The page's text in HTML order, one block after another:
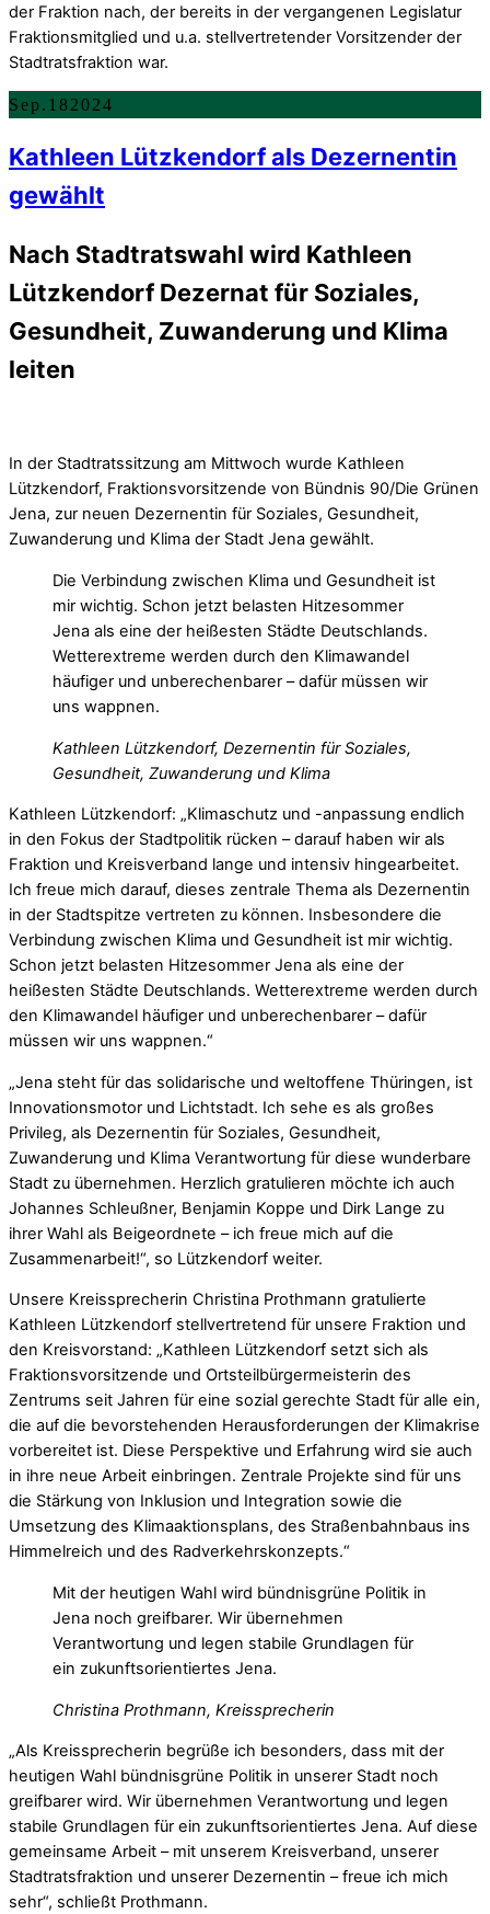
der Fraktion nach, der bereits in der vergangenen Legislatur
Fraktionsmitglied und u.a. stellvertretender Vorsitzender der
Stadtratsfraktion war.
Sep. 182024
Kathleen Lützkendorf als Dezernentin
gewählt
Nach Stadtratswahl wird Kathleen
Lützkendorf Dezernat für Soziales,
Gesundheit, Zuwanderung und Klima
leiten
In der Stadtratssitzung am Mittwoch wurde Kathleen
Lützkendorf, Fraktionsvorsitzende von Bündnis 90/Die Grünen
Jena, zur neuen Dezernentin für Soziales, Gesundheit,
Zuwanderung und Klima der Stadt Jena gewählt.
Die Verbindung zwischen Klima und Gesundheit ist
mir wichtig. Schon jetzt belasten Hitzesommer
Jena als eine der heißesten Städte Deutschlands.
Wetterextreme werden durch den Klimawandel
häufiger und unberechenbarer – dafür müssen wir
uns wappnen.
Kathleen Lützkendorf, Dezernentin für Soziales,
Gesundheit, Zuwanderung und Klima
Kathleen Lützkendorf: „Klimaschutz und -anpassung endlich
in den Fokus der Stadtpolitik rücken – darauf haben wir als
Fraktion und Kreisverband lange und intensiv hingearbeitet.
Ich freue mich darauf, dieses zentrale Thema als Dezernentin
in der Stadtspitze vertreten zu können. Insbesondere die
Verbindung zwischen Klima und Gesundheit ist mir wichtig.
Schon jetzt belasten Hitzesommer Jena als eine der
heißesten Städte Deutschlands. Wetterextreme werden durch
den Klimawandel häufiger und unberechenbarer – dafür
müssen wir uns wappnen.“
„Jena steht für das solidarische und weltoffene Thüringen, ist
Innovationsmotor und Lichtstadt. Ich sehe es als großes
Privileg, als Dezernentin für Soziales, Gesundheit,
Zuwanderung und Klima Verantwortung für diese wunderbare
Stadt zu übernehmen. Herzlich gratulieren möchte ich auch
Johannes Schleußner, Benjamin Koppe und Dirk Lange zu
ihrer Wahl als Beigeordnete – ich freue mich auf die
Zusammenarbeit!“, so Lützkendorf weiter.
Unsere Kreissprecherin Christina Prothmann gratulierte
Kathleen Lützkendorf stellvertretend für unsere Fraktion und
den Kreisvorstand: „Kathleen Lützkendorf setzt sich als
Fraktionsvorsitzende und Ortsteilbürgermeisterin des
Zentrums seit Jahren für eine sozial gerechte Stadt für alle ein,
die auf die bevorstehenden Herausforderungen der Klimakrise
vorbereitet ist. Diese Perspektive und Erfahrung wird sie auch
in ihre neue Arbeit einbringen. Zentrale Projekte sind für uns
die Stärkung von Inklusion und Integration sowie die
Umsetzung des Klimaaktionsplans, des Straßenbahnbaus ins
Himmelreich und des Radverkehrskonzepts.“
Mit der heutigen Wahl wird bündnisgrüne Politik in
Jena noch greifbarer. Wir übernehmen
Verantwortung und legen stabile Grundlagen für
ein zukunftsorientiertes Jena.
Christina Prothmann, Kreissprecherin
„Als Kreissprecherin begrüße ich besonders, dass mit der
heutigen Wahl bündnisgrüne Politik in unserer Stadt noch
greifbarer wird. Wir übernehmen Verantwortung und legen
stabile Grundlagen für ein zukunftsorientiertes Jena. Auf diese
gemeinsame Arbeit – mit unserem Kreisverband, unserer
Stadtratsfraktion und unserer Dezernentin – freue ich mich
sehr“, schließt Prothmann.